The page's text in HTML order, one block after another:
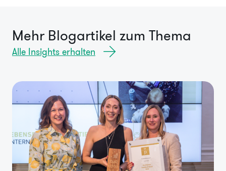
Mehr Blogartikel zum Thema
Alle Insights erhalten